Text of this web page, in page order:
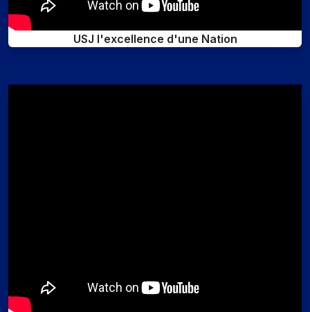
USJ l'excellence d'une Nation